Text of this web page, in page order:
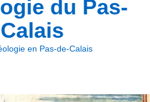
du Pas-
en Pas-de-Calais